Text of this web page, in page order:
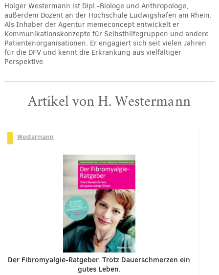
Holger Westermann ist Dipl.-Biologe und Anthropologe,
außerdem Dozent an der Hochschule Ludwigshafen am Rhein.
Als Inhaber der Agentur memeconcept entwickelt er
Kommunikationskonzepte für Selbsthilfegruppen und andere
Patientenorganisationen. Er engagiert sich seit vielen Jahren
für die DFV und kennt die Erkrankung aus vielfältiger
Perspektive.
Artikel von H. Westermann
Westermann
Der Fibromyalgie-Ratgeber. Trotz Dauerschmerzen ein
gutes Leben.